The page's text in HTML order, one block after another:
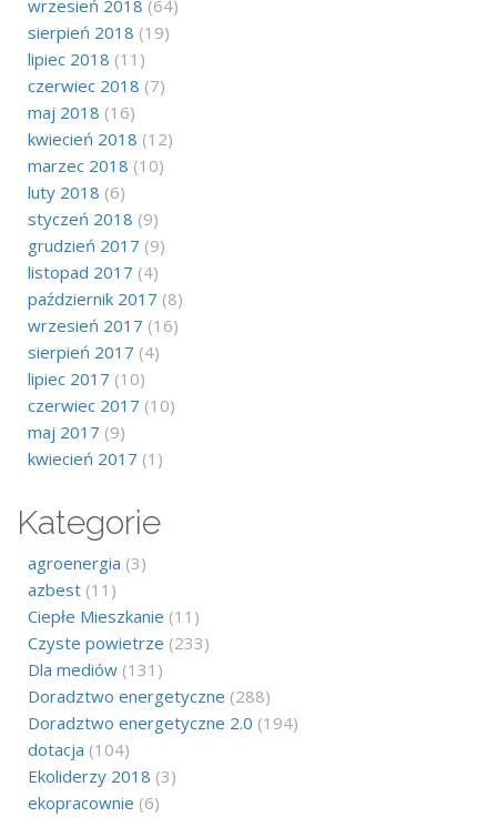
wrzesień 2018 (64)
sierpień 2018 (19)
lipiec 2018 (11)
czerwiec 2018 (7)
maj 2018 (16)
kwiecień 2018 (12)
marzec 2018 (10)
luty 2018 (6)
styczeń 2018 (9)
grudzień 2017 (9)
listopad 2017 (4)
październik 2017 (8)
wrzesień 2017 (16)
sierpień 2017 (4)
lipiec 2017 (10)
czerwiec 2017 (10)
maj 2017 (9)
kwiecień 2017 (1)
Kategorie
agroenergia (3)
azbest (11)
Ciepłe Mieszkanie (11)
Czyste powietrze (233)
Dla mediów (131)
Doradztwo energetyczne (288)
Doradztwo energetyczne 2.0 (194)
dotacja (104)
Ekoliderzy 2018 (3)
ekopracownie (6)